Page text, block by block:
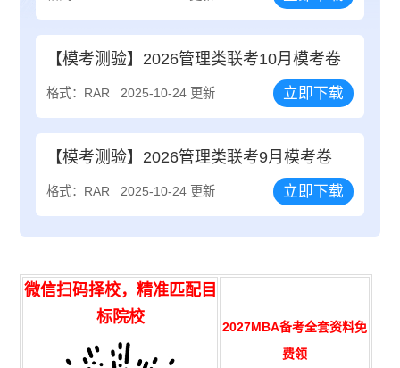
【模考测验】2026管理类联考10月模考卷
格式：RAR 2025-10-24 更新 立即下载
【模考测验】2026管理类联考9月模考卷
格式：RAR 2025-10-24 更新 立即下载
微信扫码择校，精准匹配目
标院校
2027MBA备考全套资料免
费领